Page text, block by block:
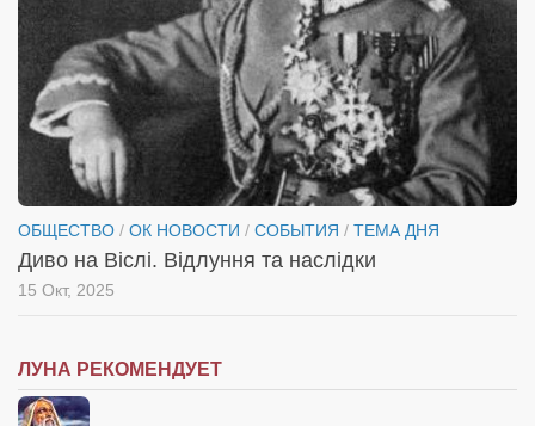
ОБЩЕСТВО / ОК НОВОСТИ / СОБЫТИЯ / ТЕМА ДНЯ
Диво на Віслі. Відлуння та наслідки
15 Окт, 2025
ЛУНА РЕКОМЕНДУЕТ